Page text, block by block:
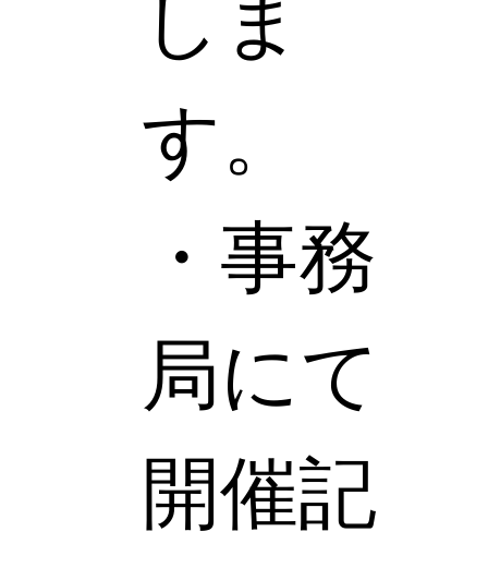
す。
・事務
局にて
開催記